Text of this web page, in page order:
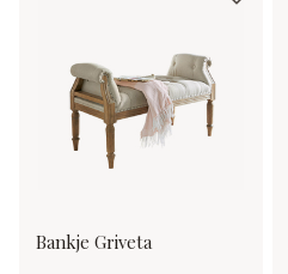
Bankje Griveta